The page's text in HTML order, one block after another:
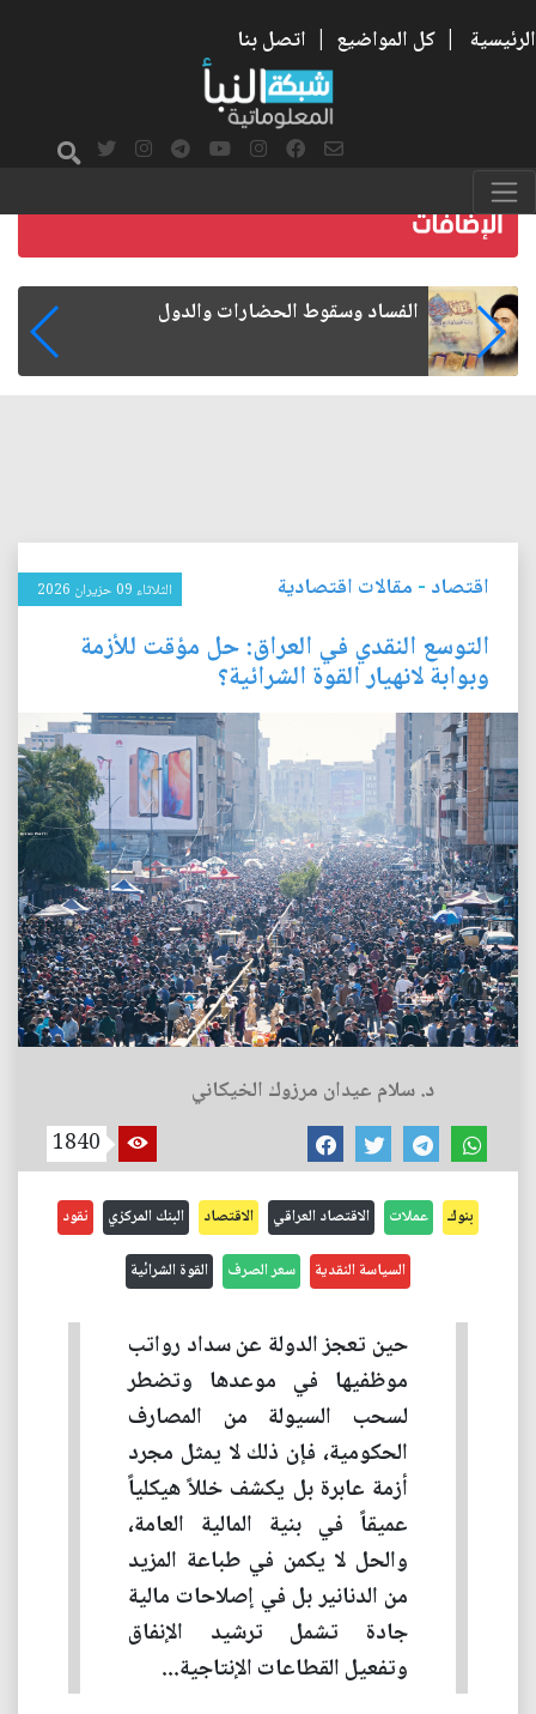
الرئيسية | كل المواضيع | اتصل بنا
رواتب الموظفين على صفيح ساخن
اقتصاد - مقالات اقتصادية الثلاثاء 09 حزيران 2026
التوسع النقدي في العراق: حل مؤقت للأزمة
وبوابة لانهيار القوة الشرائية؟
د. سلام عيدان مرزوك الخيكاني
1840
بنوك عملات الاقتصاد العراقي الاقتصاد البنك المركزي نقود
السياسة النقدية سعر الصرف القوة الشرائية
حين تعجز الدولة عن سداد رواتب
موظفيها في موعدها وتضطر
لسحب السيولة من المصارف
الحكومية، فإن ذلك لا يمثل مجرد
أزمة عابرة بل يكشف خللاً هيكلياً
عميقاً في بنية المالية العامة،
والحل لا يكمن في طباعة المزيد
من الدنانير بل في إصلاحات مالية
جادة تشمل ترشيد الإنفاق
وتفعيل القطاعات الإنتاجية...